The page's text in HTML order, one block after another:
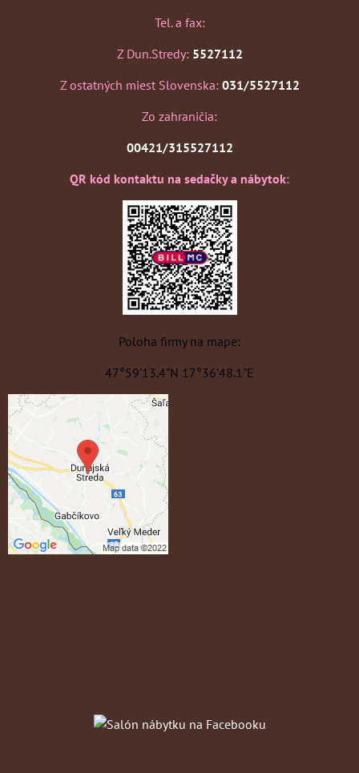
Tel. a fax:
Z Dun.Stredy: 5527112
Z ostatných miest Slovenska: 031/5527112
Zo zahraničia:
00421/315527112
QR kód kontaktu na sedačky a nábytok:
Poloha firmy na mape:
47°59'13.4"N 17°36'48.1"E